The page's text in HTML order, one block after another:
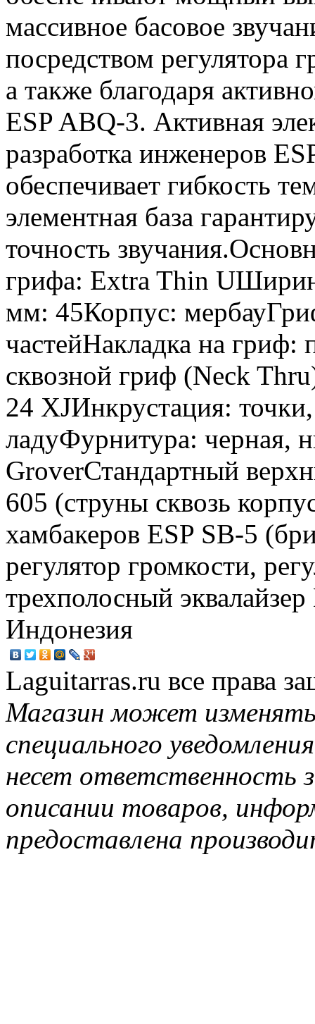
массивное басовое
посредством регулятора
а также благодаря
ESP ABQ-3. Активная
разработка инженеров
обеспечивает гибкость
элементная база
точность
грифа: Extra Thin
мм: 45Корпус:
частейНакладка на гриф:
сквозной гриф (Neck
24 XJИнкрустация:
ладуФурнитура: черная,
GroverСтандартный
605 (струны сквозь
хамбакеров ESP SB-5
регулятор громкости,
трехполосный
Индонезия
Laguitarras.ru все права
Магазин может
специального
несет ответственность
описании товаров,
предоставлена